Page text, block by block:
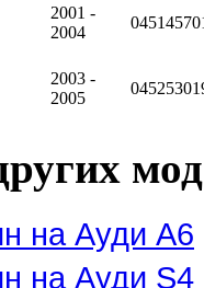
2001 -
2004
2003 -
2005
на Ауди А6
на Ауди S4